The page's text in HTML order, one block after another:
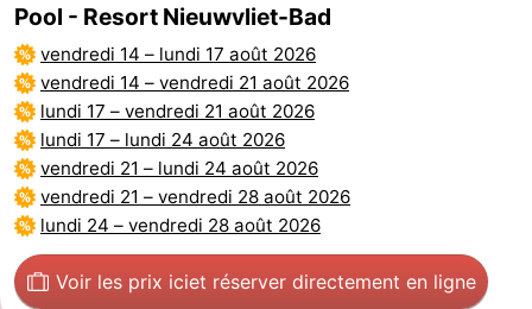
Pool - Resort Nieuwvliet-Bad
vendredi 14 – lundi 17 août 2026
vendredi 14 – vendredi 21 août 2026
lundi 17 – vendredi 21 août 2026
lundi 17 – lundi 24 août 2026
vendredi 21 – lundi 24 août 2026
vendredi 21 – vendredi 28 août 2026
lundi 24 – vendredi 28 août 2026
Voir les prix iciet réserver directement en ligne